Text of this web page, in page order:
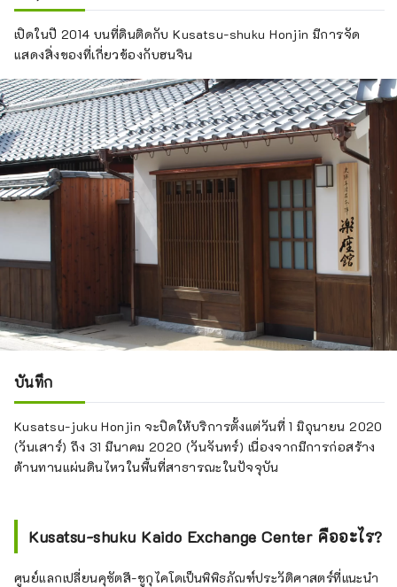
เปิดในปี 2014 บนที่ดินติดกับ Kusatsu-shuku Honjin มีการจัด
แสดงสิ่งของที่เกี่ยวข้องกับฮนจิน
บันทึก
Kusatsu-juku Honjin จะปิดให้บริการตั้งแต่วันที่ 1 มิถุนายน 2020
(วันเสาร์) ถึง 31 มีนาคม 2020 (วันจันทร์) เนื่องจากมีการก่อสร้าง
ต้านทานแผ่นดินไหวในพื้นที่สาธารณะในปัจจุบัน
Kusatsu-shuku Kaido Exchange Center คืออะไร?
ศูนย์แลกเปลี่ยนคุซัตสึ-ชูกุไคโดเป็นพิพิธภัณฑ์ประวัติศาสตร์ที่แนะนำ